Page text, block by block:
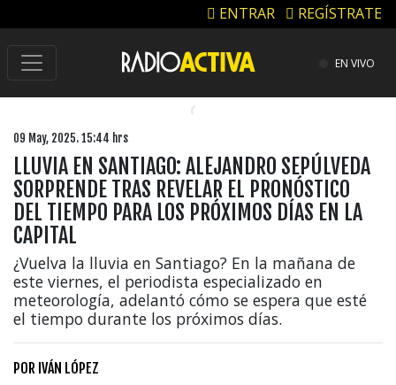
ENTRAR REGÍSTRATE
EN VIVO
09 May, 2025. 15:44 hrs
LLUVIA EN SANTIAGO: ALEJANDRO SEPÚLVEDA
SORPRENDE TRAS REVELAR EL PRONÓSTICO
DEL TIEMPO PARA LOS PRÓXIMOS DÍAS EN LA
CAPITAL
¿Vuelva la lluvia en Santiago? En la mañana de
este viernes, el periodista especializado en
meteorología, adelantó cómo se espera que esté
el tiempo durante los próximos días.
POR IVÁN LÓPEZ